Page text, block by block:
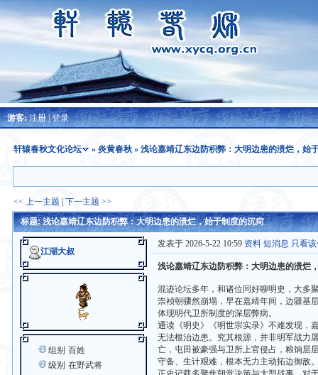
游客:注册|登录
轩辕春秋文化论坛 »炎黄春秋 » 浅论嘉靖辽东边防积弊：大明边患的溃烂，始
<< 上一主题 |下一主题 >>
标题: 浅论嘉靖辽东边防积弊：大明边患的溃烂，始于制度的沉疴
江湖大叔
组别 百姓
级别 在野武将
发表于 2026-5-22 10:59 资料 短消息 只看
浅论嘉靖辽东边防积弊：大明边患的溃烂
混迹论坛多年，和诸位同好聊明史，大多
崇祯朝骤然崩塌，早在嘉靖年间，边疆基
体现明代卫所制度的深层弊病。
通读《明史》《明世宗实录》不难发现，
无法根治边患。究其根源，并非明军战力
亡，屯田被豪强与卫所上官侵占，粮饷层
守备、生计艰难，根本无力主动拓边御敌